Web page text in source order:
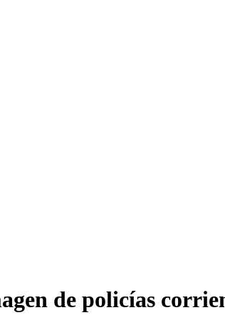
de policías